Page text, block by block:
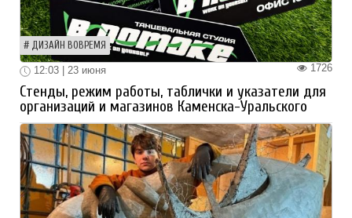
ДИЗАЙН ВОВРЕМЯ
1726
12:03 | 23 июня
Стенды, режим работы, таблички и указатели для
организаций и магазинов Каменска-Уральского